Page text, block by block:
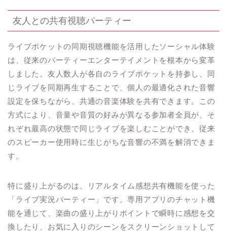
友人との共有視聴パーティー
ライブポケットの同期視聴機能を活用したソーシャル体験
は、従来のパーティーエンターテイメントを根本から変革
しました。友人数人が各自のライブポケットを持参し、同
じライブを同期再生することで、個人の最適化された音響
設定を保ちながら、共通の音楽体験を共有できます。この
方式により、音量や音質の好みが異なる参加者全員が、そ
れぞれ最高の状態で同じライブを楽しむことができ、従来
のスピーカー使用時に生じがちな音響の不満を解消できま
す。
特に盛り上がるのは、リアルタイム感想共有機能を使った
「ライブ実況パーティー」です。専用アプリのチャット機
能を通じて、楽曲の盛り上がりポイントで瞬時に感想を交
換したり、お気に入りのシーンをスクリーンショットして